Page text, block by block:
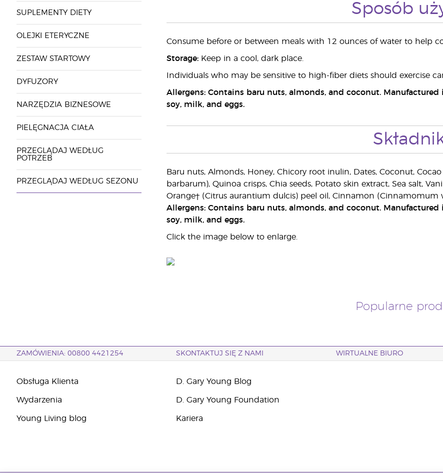
SUPLEMENTY DIETY
OLEJKI ETERYCZNE
ZESTAW STARTOWY
DYFUZORY
NARZĘDZIA BIZNESOWE
PIELĘGNACJA CIAŁA
PRZEGLĄDAJ WEDŁUG
POTRZEB
PRZEGLĄDAJ WEDŁUG SEZONU
Sposób
Consume before or between meals with 12 ounces of water to help
Storage:Keep in a cool, dark place.
Individuals who may be sensitive to high-fiber diets should exercise
Allergens: Contains baru nuts, almonds, and coconut.
soy, milk, and eggs.
Baru nuts, Almonds, Honey, Chicory root inulin, Dates, Coconut,
barbarum), Quinoa crisps, Chia seeds, Potato skin extract, Sea salt,
Orange† (Citrus aurantium dulcis) peel oil, Cinnamon (Cinnamomum
Allergens: Contains baru nuts, almonds, and coconut.
soy, milk, and eggs.
Click the image below to enlarge.
Popularne
ZAMÓWIENIA: 00800 4421254 SKONTAKTUJ SIĘ Z NAMI WIRTUALNE BIURO
Obsługa Klienta
Wydarzenia
Young Living blog
D. Gary Young Blog
D. Gary Young Foundation
Kariera